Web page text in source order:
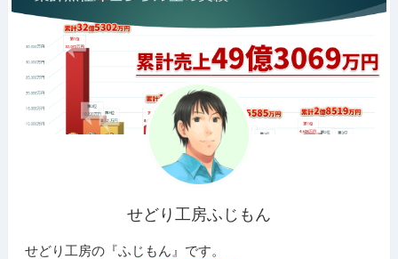
せどり工房ふじもん
せどり工房の『ふじもん』です。